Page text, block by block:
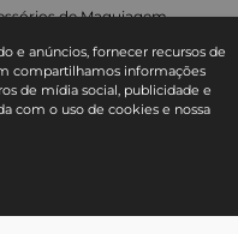
e anúncios, fornecer recursos de
compartilhamos informações
de mídia social, publicidade e
com o uso de cookies e nossa
de Maquiagem
e Pés
os Kits
RICCA